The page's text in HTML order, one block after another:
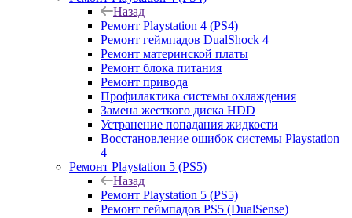
Назад
Ремонт Playstation 4 (PS4)
Ремонт геймпадов DualShock 4
Ремонт материнской платы
Ремонт блока питания
Ремонт привода
Профилактика системы охлаждения
Замена жесткого диска HDD
Устранение попадания жидкости
Восстановление ошибок системы Playstation
4
Ремонт Playstation 5 (PS5)
Назад
Ремонт Playstation 5 (PS5)
Ремонт геймпадов PS5 (DualSense)